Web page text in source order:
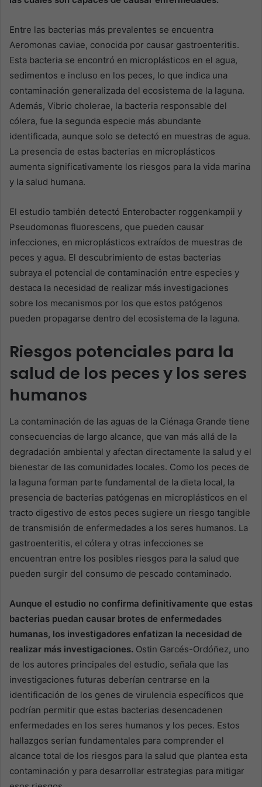
Entre las bacterias más prevalentes se encuentra
Aeromonas caviae, conocida por causar gastroenteritis.
Esta bacteria se encontró en microplásticos en el agua,
sedimentos e incluso en los peces, lo que indica una
contaminación generalizada del ecosistema de la laguna.
Además, Vibrio cholerae, la bacteria responsable del
cólera, fue la segunda especie más abundante
identificada, aunque solo se detectó en muestras de agua.
La presencia de estas bacterias en microplásticos
aumenta significativamente los riesgos para la vida marina
y la salud humana.
El estudio también detectó Enterobacter roggenkampii y
Pseudomonas fluorescens, que pueden causar
infecciones, en microplásticos extraídos de muestras de
peces y agua. El descubrimiento de estas bacterias
subraya el potencial de contaminación entre especies y
destaca la necesidad de realizar más investigaciones
sobre los mecanismos por los que estos patógenos
pueden propagarse dentro del ecosistema de la laguna.
Riesgos potenciales para la
salud de los peces y los seres
humanos
La contaminación de las aguas de la Ciénaga Grande tiene
consecuencias de largo alcance, que van más allá de la
degradación ambiental y afectan directamente la salud y el
bienestar de las comunidades locales. Como los peces de
la laguna forman parte fundamental de la dieta local, la
presencia de bacterias patógenas en microplásticos en el
tracto digestivo de estos peces sugiere un riesgo tangible
de transmisión de enfermedades a los seres humanos. La
gastroenteritis, el cólera y otras infecciones se
encuentran entre los posibles riesgos para la salud que
pueden surgir del consumo de pescado contaminado.
Aunque el estudio no confirma definitivamente que estas
bacterias puedan causar brotes de enfermedades
humanas, los investigadores enfatizan la necesidad de
realizar más investigaciones. Ostin Garcés-Ordóñez, uno
de los autores principales del estudio, señala que las
investigaciones futuras deberían centrarse en la
identificación de los genes de virulencia específicos que
podrían permitir que estas bacterias desencadenen
enfermedades en los seres humanos y los peces. Estos
hallazgos serían fundamentales para comprender el
alcance total de los riesgos para la salud que plantea esta
contaminación y para desarrollar estrategias para mitigar